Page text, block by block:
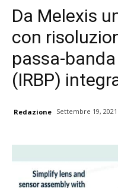
Da Melexis
con
passa-
(IRBP)
Redazione Settembre 19, 2021